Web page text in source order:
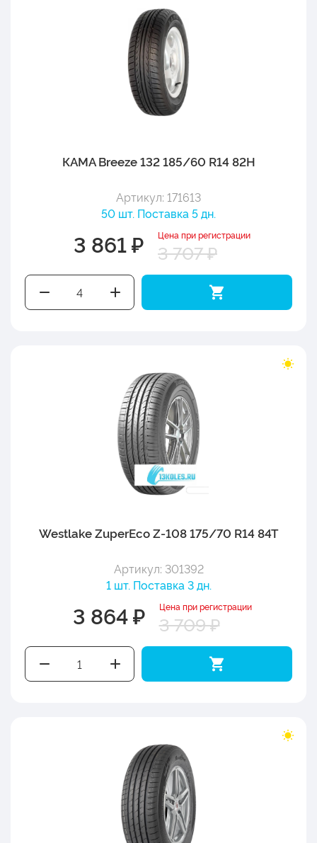
КАМА Breeze 132 185/60 R14 82H
Артикул: 171613
50 шт. Поставка 5 дн.
3 861 ₽ Цена при регистрации
3 707 ₽
Westlake ZuperEco Z-108 175/70 R14 84T
Артикул: 301392
1 шт. Поставка 3 дн.
3 864 ₽ Цена при регистрации
3 709 ₽